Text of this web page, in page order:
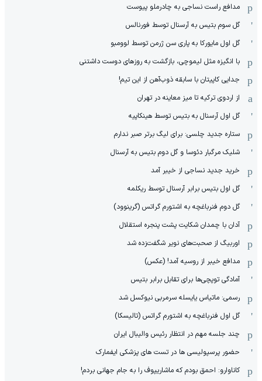
مدافع راست نساجی به چادرملو پیوست
گل سوم بتیس به آرسنال توسط فورنالس
گل اول مایورکا به پاری سن ژرمن توسط لوومبو
با انگیزه مثل لیموچی، بازگشت به روزهای دوست داشتنی
جدایی کاپیتان با سابقه ذوب‌آهن از این تیم!
از اردوی ترکیه تا میز معاینه در تهران
گل اول آرسنال به بتیس توسط هینکاپیه
ستاره جدید چلسی: برای لیگ برتر صبر ندارم
شلیک مرگبار دئوسا و گل دوم بتیس به آرسنال
خرید جدید نساجی از خیبر آمد
گل اول بتیس برابر آرسنال توسط ریکلمه
گل دوم فنرباغچه به اشتورم گراتس (گرینوود)
آدان با چمدان شکایت پشت پنجره استقلال
اوربیگ از صحبت‌های نویر شگفت‌زده شد
مدافع خیبر از روسیه آمد! (عکس)
آمادگی توپچی‌ها برای تقابل برابر بتیس
رسمی: ماتیاس یایسله سرمربی نیوکسل شد
گل اول فنرباغچه به اشتورم گراتس (تالیسکا)
چند جلسه مهم در انتظار رئیس والیبال ایران
حضور پرسپولیسی ها در تست های پزشکی ایفمارک
کاناوارو: احمق بودم که ماشاریپوف را به جام جهانی بردم!